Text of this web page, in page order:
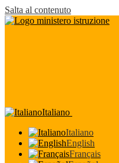
Salta al contenuto
Italiano
Italiano
English
Français